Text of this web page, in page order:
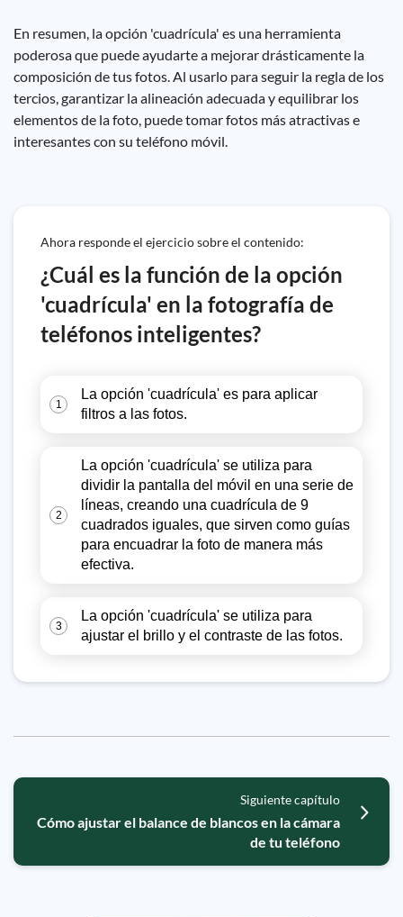
En resumen, la opción 'cuadrícula' es una herramienta
poderosa que puede ayudarte a mejorar drásticamente la
composición de tus fotos. Al usarlo para seguir la regla de los
tercios, garantizar la alineación adecuada y equilibrar los
elementos de la foto, puede tomar fotos más atractivas e
interesantes con su teléfono móvil.
Ahora responde el ejercicio sobre el contenido:
¿Cuál es la función de la opción
'cuadrícula' en la fotografía de
teléfonos inteligentes?
1
La opción 'cuadrícula' es para aplicar
filtros a las fotos.
2
La opción 'cuadrícula' se utiliza para
dividir la pantalla del móvil en una serie de
líneas, creando una cuadrícula de 9
cuadrados iguales, que sirven como guías
para encuadrar la foto de manera más
efectiva.
3
La opción 'cuadrícula' se utiliza para
ajustar el brillo y el contraste de las fotos.
Siguiente capítulo
Cómo ajustar el balance de blancos en la cámara
de tu teléfono